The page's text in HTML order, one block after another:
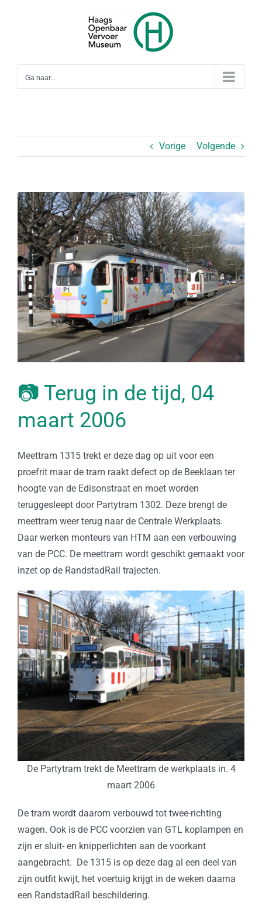
Ga naar...
Vorige Volgende
Bekijk
grotere
afbeelding
📷 Terug in de tijd, 04
maart 2006
Meettram 1315 trekt er deze dag op uit voor een
proefrit maar de tram raakt defect op de Beeklaan ter
hoogte van de Edisonstraat en moet worden
teruggesleept door Partytram 1302. Deze brengt de
meettram weer terug naar de Centrale Werkplaats.
Daar werken monteurs van HTM aan een verbouwing
van de PCC. De meettram wordt geschikt gemaakt voor
inzet op de RandstadRail trajecten.
De Partytram trekt de Meettram de werkplaats in. 4
maart 2006
De tram wordt daarom verbouwd tot twee-richting
wagen. Ook is de PCC voorzien van GTL koplampen en
zijn er sluit- en knipperlichten aan de voorkant
aangebracht. De 1315 is op deze dag al een deel van
zijn outfit kwijt, het voertuig krijgt in de weken daarna
een RandstadRail beschildering.